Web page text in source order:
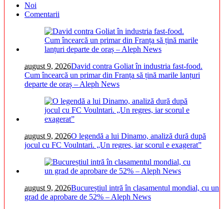
Noi
Comentarii
august 9, 2026David contra Goliat în industria fast-food.
Cum încearcă un primar din Franța să țină marile lanțuri
departe de oraș – Aleph News
august 9, 2026O legendă a lui Dinamo, analiză dură după
jocul cu FC Voulntari. „Un regres, iar scorul e exagerat”
august 9, 2026Bucureștiul intră în clasamentul mondial, cu un
grad de aprobare de 52% – Aleph News